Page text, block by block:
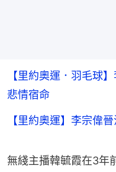
【里約奧運．羽毛球
悲情宿命
【里約奧運】李宗偉
無綫主播韓毓霞在3年